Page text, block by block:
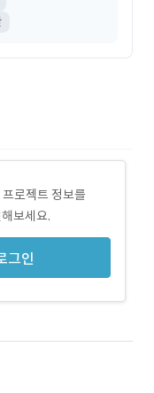
로젝트 정보를
보세요.
그인